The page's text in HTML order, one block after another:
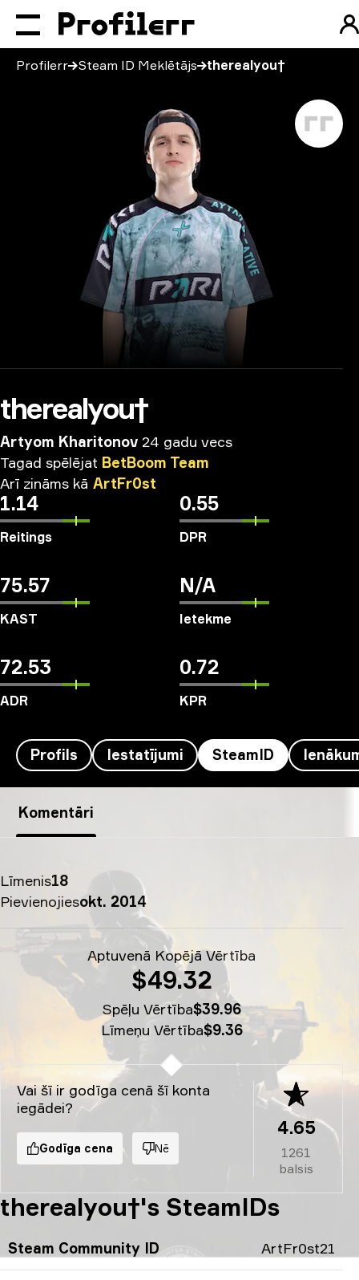
Profilerr Steam ID Meklētājs therealyou†
therealyou†
Artyom Kharitonov 24 gadu vecs
Tagad spēlējat BetBoom Team
Arī zināms kā ArtFr0st
1.14
Reitings
0.55
DPR
75.57
KAST
N/A
Ietekme
72.53
ADR
0.72
KPR
Profils Iestatījumi SteamID
Komentāri
Līmenis18
Pievienojiesokt. 2014
Aptuvenā Kopējā Vērtība
$49.32
Spēļu Vērtība$39.96
Līmeņu Vērtība$9.36
Vai šī ir godīga cenā šī konta
iegādei?
Godīga cena Nē
4.65
1261
balsis
therealyou†'s SteamIDs
Steam Community ID ArtFr0st21